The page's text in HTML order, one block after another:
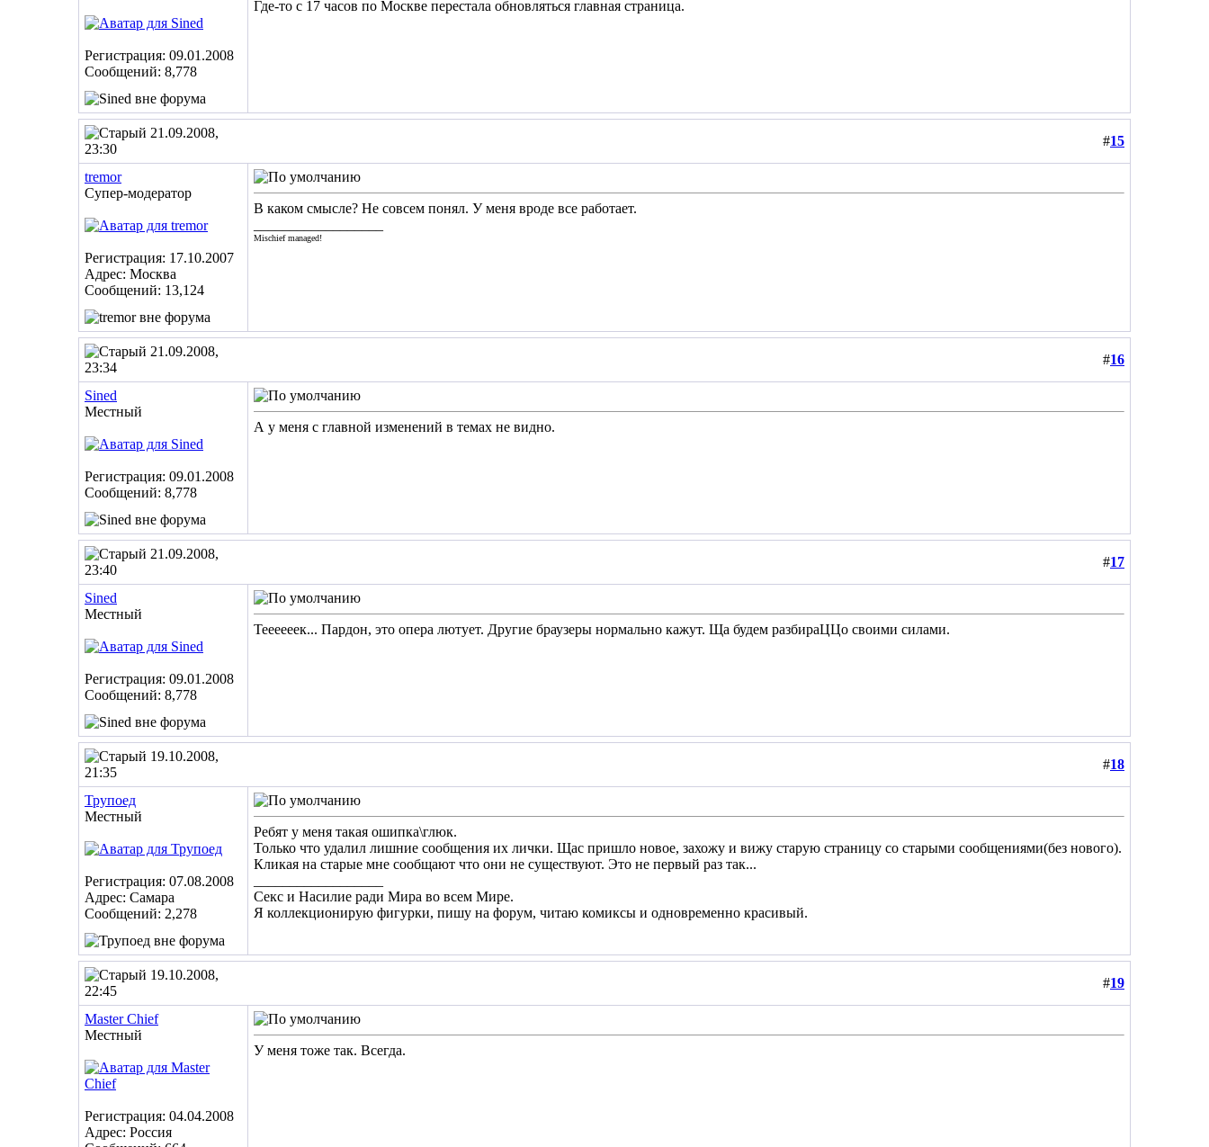
Регистрация: 09.01.2008
Сообщений: 8,778
Где-то с 17 часов по Москве перестала обновляться главная страница.
21.09.2008,
23:30
#15
tremor
Супер-модератор
Регистрация: 17.10.2007
Адрес: Москва
Сообщений: 13,124
В каком смысле? Не совсем понял. У меня вроде все работает.
Mischief managed!
21.09.2008,
23:34
#16
Sined
Местный
Регистрация: 09.01.2008
Сообщений: 8,778
А у меня с главной изменений в темах не видно.
21.09.2008,
23:40
#17
Sined
Местный
Регистрация: 09.01.2008
Сообщений: 8,778
Теееееек... Пардон, это опера лютует. Другие браузеры нормально кажут. Ща будем разбираЦЦо своими силами.
19.10.2008,
21:35
#18
Трупоед
Местный
Регистрация: 07.08.2008
Адрес: Самара
Сообщений: 2,278
Ребят у меня такая ошипка\глюк.
Только что удалил лишние сообщения их лички. Щас пришло новое, захожу и вижу старую страницу со старыми сообщениями(без нового).
Кликая на старые мне сообщают что они не существуют. Это не первый раз так...
Секс и Насилие ради Мира во всем Мире.
Я коллекционирую фигурки, пишу на форум, читаю комиксы и одновременно красивый.
19.10.2008,
22:45
#19
Master Chief
Местный
Регистрация: 04.04.2008
Адрес: Россия
У меня тоже так. Всегда.